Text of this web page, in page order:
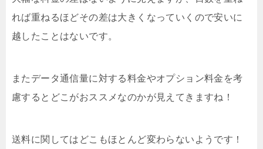
れば重ねるほどその差は大きくなっていくので安いに
越したことはないです。
またデータ通信量に対する料金やオプション料金を考
慮するとどこがおススメなのかが見えてきますね！
送料に関してはどこもほとんど変わらないようです！